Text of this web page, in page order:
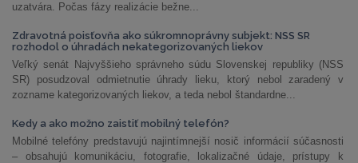
uzatvára. Počas fázy realizácie bežne...
Zdravotná poisťovňa ako súkromnoprávny subjekt: NSS SR
rozhodol o úhradách nekategorizovaných liekov
Veľký senát Najvyššieho správneho súdu Slovenskej republiky (NSS
SR) posudzoval odmietnutie úhrady lieku, ktorý nebol zaradený v
zozname kategorizovaných liekov, a teda nebol štandardne...
Kedy a ako možno zaistiť mobilný telefón?
Mobilné telefóny predstavujú najintímnejší nosič informácií súčasnosti
– obsahujú komunikáciu, fotografie, lokalizačné údaje, prístupy k